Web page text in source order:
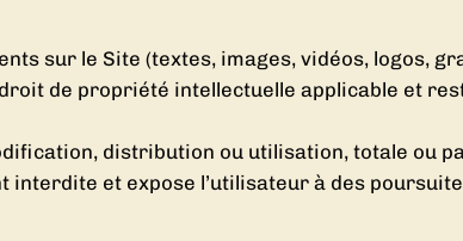
sur le Site (textes, images, vidéos, logos,
de propriété intellectuelle applicable et
distribution ou utilisation, totale ou
interdite et expose l’utilisateur à des